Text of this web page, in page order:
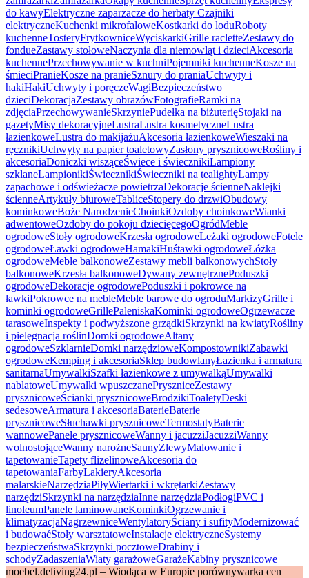
do kawyElektryczne zaparzacze do herbaty Czajniki
elektryczneKuchenki mikrofaloweKostkarki do loduRoboty
kuchenneTosteryFrytkowniceWyciskarkiGrille racletteZestawy do
fondueZastawy stołoweNaczynia dla niemowląt i dzieciAkcesoria
kuchennePrzechowywanie w kuchniPojemniki kuchenneKosze na
śmieciPranieKosze na pranieSznury do praniaUchwyty i
hakiHakiUchwyty i poręczeWagiBezpieczeństwo
dzieciDekoracjaZestawy obrazówFotografieRamki na
zdjęciaPrzechowywanieSkrzyniePudełka na biżuterięStojaki na
gazetyMisy dekoracyjneLustraLustra kosmetyczneLustra
łazienkoweLustra do makijażuAkcesoria łazienkoweWieszaki na
ręcznikiUchwyty na papier toaletowyZasłony prysznicoweRośliny i
akcesoriaDoniczki wisząceŚwiece i świecznikiLampiony
szklaneLampionikiŚwiecznikiŚwieczniki na tealightyLampy
zapachowe i odświeżacze powietrzaDekoracje ścienneNaklejki
ścienneArtykuły biuroweTabliceStopery do drzwiObudowy
kominkoweBoże NarodzenieChoinkiOzdoby choinkoweWianki
adwentoweOzdoby do pokoju dziecięcegoOgródMeble
ogrodoweStoły ogrodoweKrzesła ogrodoweLeżaki ogrodoweFotele
ogrodoweŁawki ogrodoweHamakiHuśtawki ogrodoweŁóżka
ogrodoweMeble balkonoweZestawy mebli balkonowychStoły
balkonoweKrzesła balkonoweDywany zewnętrznePoduszki
ogrodoweDekoracje ogrodowePoduszki i pokrowce na
ławkiPokrowce na mebleMeble barowe do ogroduMarkizyGrille i
kominki ogrodoweGrillePaleniskaKominki ogrodoweOgrzewacze
tarasoweInspekty i podwyższone grządkiSkrzynki na kwiatyRośliny
i pielęgnacja roślinDomki ogrodoweAltany
ogrodoweSzklarnieDomki narzędzioweKompostownikiZabawki
ogrodoweKemping i akcesoriaSklep budowlanyŁazienka i armatura
sanitarnaUmywalkiSzafki łazienkowe z umywalkąUmywalki
nablatoweUmywalki wpuszczanePryszniceZestawy
prysznicoweŚcianki prysznicoweBrodzikiToaletyDeski
sedesoweArmatura i akcesoriaBaterieBaterie
prysznicoweSłuchawki prysznicoweTermostatyBaterie
wannowePanele prysznicoweWanny i jacuzziJacuzziWanny
wolnostojąceWanny narożneSaunyZlewyMalowanie i
tapetowanieTapety flizelinoweAkcesoria do
tapetowaniaFarbyLakieryAkcesoria
malarskieNarzędziaPiłyWiertarki i wkrętarkiZestawy
narzędziSkrzynki na narzędziaInne narzędziaPodłogiPVC i
linoleumPanele laminowaneKominkiOgrzewanie i
klimatyzacjaNagrzewniceWentylatoryŚciany i sufityModernizować
i budowaćStoły warsztatoweInstalacje elektryczneSystemy
bezpieczeństwaSkrzynki pocztoweDrabiny i
schodyZadaszeniaWiaty garażoweGarażeKabiny prysznicowe
moebel.deliving24.pl – Wiodąca w Europie porównywarka cen